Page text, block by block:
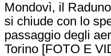
Mondovì, il
si chiude con lo
passaggio degli
Torino [FOTO E